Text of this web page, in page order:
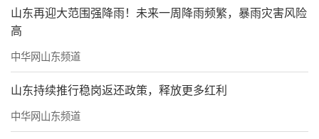
山东再迎大范围强降雨！未来一周降雨频繁，暴雨灾害风险
高
中华网山东频道
山东持续推行稳岗返还政策，释放更多红利
中华网山东频道